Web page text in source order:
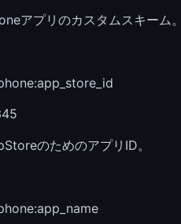
アプリのカスタムスキーム。
のためのアプリID。